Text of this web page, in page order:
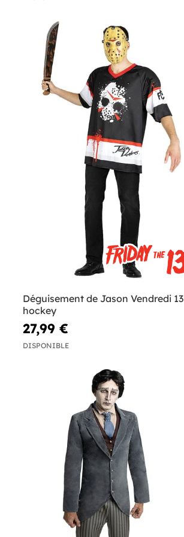
Déguisement de Jason Vendredi 13
hockey
27,99 €
DISPONIBLE